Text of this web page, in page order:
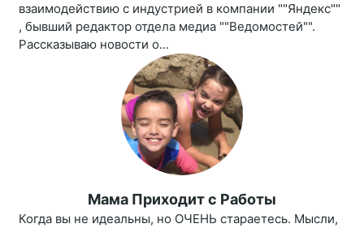
взаимодействию с индустрией в компании ""Яндекс""
, бывший редактор отдела медиа ""Ведомостей"".
Рассказываю новости о...
Мама Приходит c Работы
Когда вы не идеальны, но ОЧЕНЬ стараетесь. Мысли,